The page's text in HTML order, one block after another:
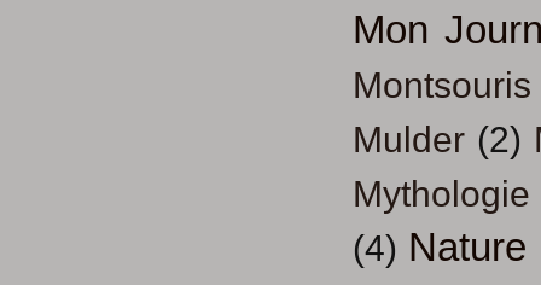
Mon
Montsouris
Mulder (2)
Mythologie
(4) Nature